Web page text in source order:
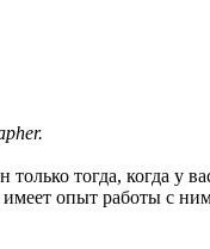
тогда, когда у
опыт работы с